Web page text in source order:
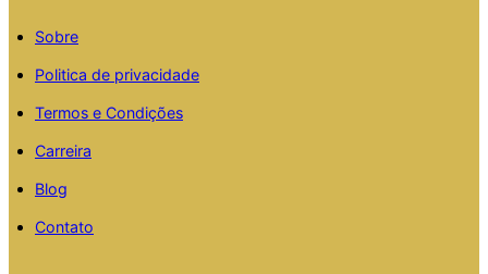
Sobre
Politica de privacidade
Termos e Condições
Carreira
Blog
Contato